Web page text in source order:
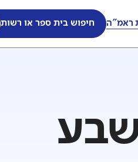
ראמ"ה חיפוש בית ספר או רשות